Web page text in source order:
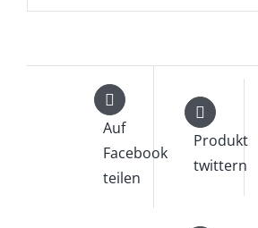
Auf
Facebook
teilen
Produkt
twittern